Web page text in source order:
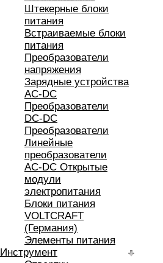
Штекерные блоки
питания
Встраиваемые блоки
питания
Преобразователи
напряжения
Зарядные устройства
AC-DC
Преобразователи
DC-DC
Преобразователи
Линейные
преобразователи
AC-DC Открытые
модули
электропитания
Блоки питания
VOLTCRAFT
(Германия)
Элементы питания
Инструмент